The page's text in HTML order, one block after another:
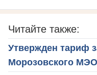
Читайте также:
Утвержден тариф
Морозовского